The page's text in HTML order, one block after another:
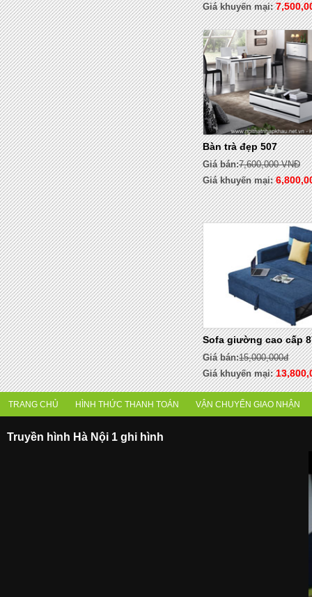
Giá khuyến mại:
Bàn trà đẹp 507
Giá bán:7,600,000 VNĐ
Giá khuyến mại:
- 8%
Sofa giường cao cấp
Giá bán:15,000,000đ
Giá khuyến mại:
TRANG CHỦ HÌNH THỨC THANH TOÁN VẬN CHUYỂN GIAO NHẬN
Truyền hình Hà Nội 1 ghi hình